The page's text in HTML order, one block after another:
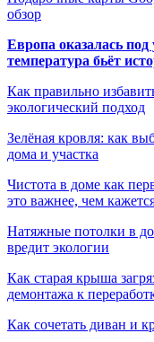
обзор
Европа оказалась
температура бьёт
Как правильно
экологический подход
Зелёная кровля: как
дома и участка
Чистота в доме как
это важнее, чем
Натяжные потолки в
вредит экологии
Как старая крыша
демонтажа к
Как сочетать диван и